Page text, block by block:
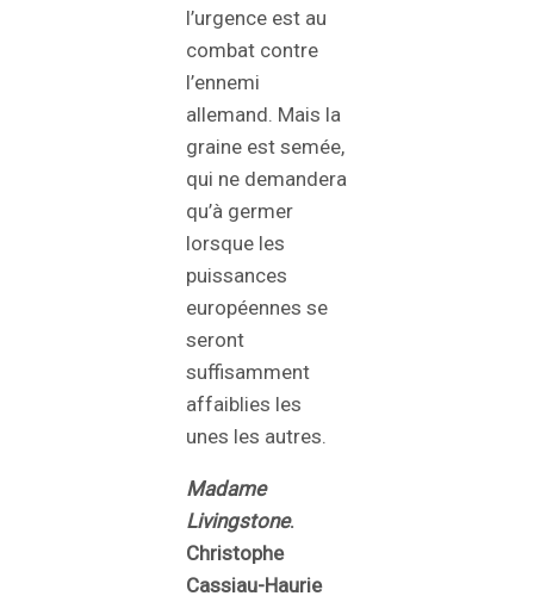
l’urgence est au
combat contre
l’ennemi
allemand. Mais la
graine est semée,
qui ne demandera
qu’à germer
lorsque les
puissances
européennes se
seront
suffisamment
affaiblies les
unes les autres.
Madame
Livingstone.
Christophe
Cassiau-Haurie